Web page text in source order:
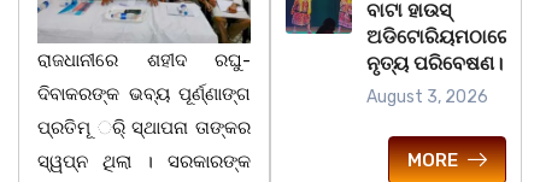
ରାଜଧାନୀରେ ଶହୀଦ ରଘୁ-
ଦିବାକରଙ୍କ ଭବ୍ୟ ପୂର୍ଣ୍ଣାଙ୍ଗ
ପ୍ରତିମୂ ର୍ି ସ୍ଥାପନା ତାଙ୍କର
ସ୍ୱପ୍ନ ଥିଲା । ସରକାରଙ୍କ
ବାଟା ହାଉସ୍
ଅଡିଟୋରିୟମଠାରେ
ନୃତ୍ୟ ପରିବେଷଣ।
August 3, 2026
MORE